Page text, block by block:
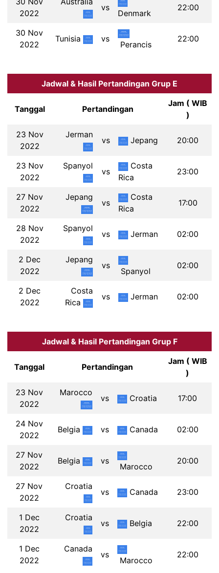
2022
vs
Denmark
22:00
30 Nov
2022
Tunisia vs
Perancis
22:00
Jadwal & Hasil Pertandingan Grup E
Tanggal Pertandingan
Jam ( WIB
)
23 Nov
2022
Jerman
vs Jepang 20:00
23 Nov
2022
Spanyol
vs
Costa
Rica
23:00
27 Nov
2022
Jepang
vs
Costa
Rica
17:00
28 Nov
2022
Spanyol
vs Jerman 02:00
2 Dec
2022
Jepang
vs
Spanyol
02:00
2 Dec
2022
Costa
Rica
vs Jerman 02:00
Jadwal & Hasil Pertandingan Grup F
Tanggal Pertandingan
Jam ( WIB
)
23 Nov
2022
Marocco
vs Croatia 17:00
24 Nov
2022
Belgia vs Canada 02:00
27 Nov
2022
Belgia vs
Marocco
20:00
27 Nov
2022
Croatia
vs Canada 23:00
1 Dec
2022
Croatia
vs Belgia 22:00
1 Dec
2022
Canada
vs
Marocco
22:00